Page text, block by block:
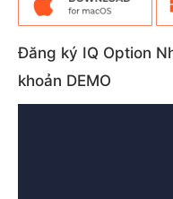
Đăng ký IQ Option
khoản DEMO